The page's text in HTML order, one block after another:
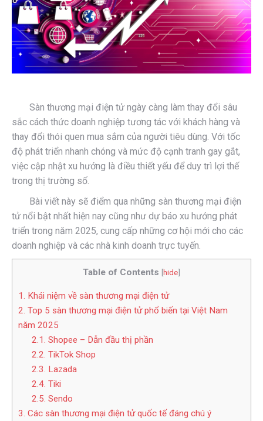
Sàn thương mại điện tử ngày càng làm thay đổi sâu
sắc cách thức doanh nghiệp tương tác với khách hàng và
thay đổi thói quen mua sắm của người tiêu dùng. Với tốc
độ phát triển nhanh chóng và mức độ cạnh tranh gay gắt,
việc cập nhật xu hướng là điều thiết yếu để duy trì lợi thế
trong thị trường số.
Bài viết này sẽ điểm qua những sàn thương mại điện
tử nổi bật nhất hiện nay cũng như dự báo xu hướng phát
triển trong năm 2025, cung cấp những cơ hội mới cho các
doanh nghiệp và các nhà kinh doanh trực tuyến.
Table of Contents [hide]
1. Khái niệm về sàn thương mại điện tử
2. Top 5 sàn thương mại điện tử phổ biến tại Việt Nam
năm 2025
2.1. Shopee – Dẫn đầu thị phần
2.2. TikTok Shop
2.3. Lazada
2.4. Tiki
2.5. Sendo
3. Các sàn thương mại điện tử quốc tế đáng chú ý